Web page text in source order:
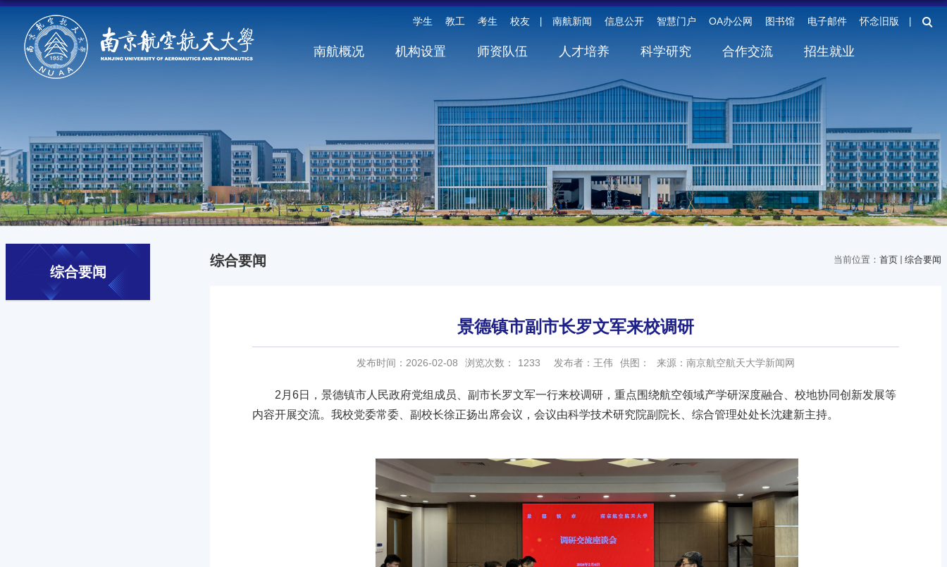
南航新闻 信息公开 智慧门户 OA办公网 图书馆 电子邮件 怀念旧版
学生 教工 考生 校友
南航概况 机构设置 师资队伍 人才培养 科学研究 合作交流 招生就业
综合要闻
当前位置： 首页 综合要闻
综合要闻
景德镇市副市长罗文军来校调研
发布时间：2026-02-08 浏览次数： 1233 发布者：王伟 供图： 来源：南京航空航天大学新闻网
2月6日，景德镇市人民政府党组成员、副市长罗文军一行来校调研，重点围绕航空领域产学研深度融合、校地协同创新发展等
内容开展交流。我校党委常委、副校长徐正扬出席会议，会议由科学技术研究院副院长、综合管理处处长沈建新主持。